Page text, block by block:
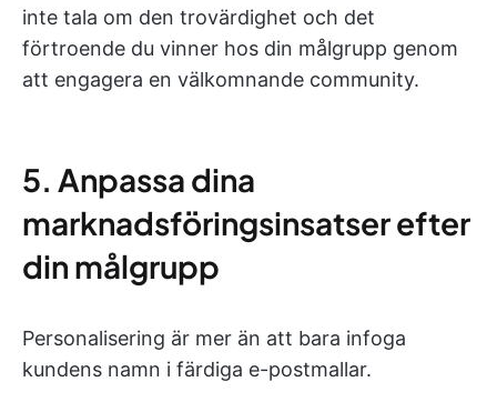
inte tala om den trovärdighet och det
förtroende du vinner hos din målgrupp genom
att engagera en välkomnande community.
5. Anpassa dina
marknadsföringsinsatser efter
din målgrupp
Personalisering är mer än att bara infoga
kundens namn i färdiga e-postmallar.